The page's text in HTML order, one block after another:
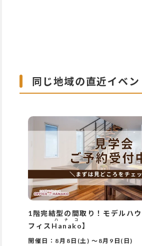
同じ地域の直近イベン
1階完結型の間取り！モデルハ
フィス Hanako
ハナコ
】
開催日： 8月8日(土) ～ 8月9日(日)